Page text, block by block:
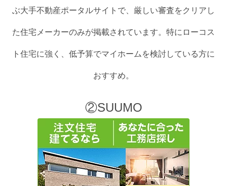
ぶ大手不動産ポータルサイトで、厳しい審査をクリアし
た住宅メーカーのみが掲載されています。特にローコス
ト住宅に強く、低予算でマイホームを検討している方に
おすすめ。
②SUUMO